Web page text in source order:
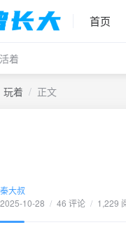
首页
活着
玩着 / 正文
秦大叔
2025-10-28 / 46 评论 / 1,229